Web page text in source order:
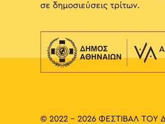
σε δημοσιεύσεις τρίτων.
© 2022 - 2026 ΦΕΣΤΙΒΑΛ